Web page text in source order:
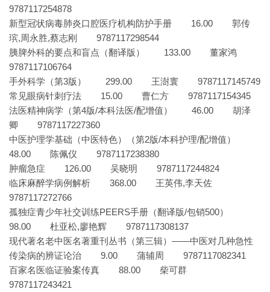
9787117254878
新型冠状病毒肺炎口腔医疗机构防护手册 16.00 郭传
瑸,周永胜,蔡志刚 9787117298544
胰脾外科的要点和盲点（翻译版） 133.00 董家鸿
9787117106764
手外科学（第3版） 299.00 王澍寰 9787117145749
常见眼病针刺疗法 15.00 曹仁方 9787117154345
法医精神病学（第4版/本科法医/配增值） 46.00 胡泽
卿 9787117227360
中医护理学基础（中医特色）（第2版/本科护理/配增值）
48.00 陈佩仪 9787117238380
肿瘤急症 126.00 吴晓明 9787117244824
临床麻醉学病例解析 368.00 王英伟,李天佐
9787117272766
孤独症青少年社交训练PEERS手册（翻译版/包销500）
98.00 杜亚松,廖艳辉 9787117308137
现代著名老中医名著重刊丛书（第三辑）——中医对几种急性
传染病的辨证论治 9.00 蒲辅周 9787117082341
百家名医临证验案传真 88.00 柴可群
9787117243421